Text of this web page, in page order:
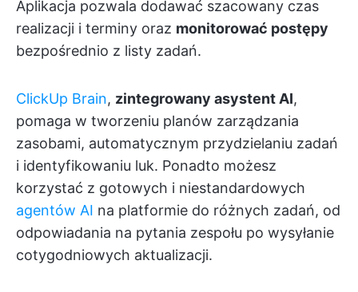
Aplikacja pozwala dodawać szacowany czas
realizacji i terminy oraz monitorować postępy
bezpośrednio z listy zadań.
ClickUp Brain, zintegrowany asystent AI,
pomaga w tworzeniu planów zarządzania
zasobami, automatycznym przydzielaniu zadań
i identyfikowaniu luk. Ponadto możesz
korzystać z gotowych i niestandardowych
agentów AI na platformie do różnych zadań, od
odpowiadania na pytania zespołu po wysyłanie
cotygodniowych aktualizacji.